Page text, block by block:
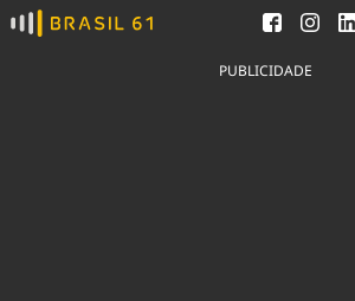
Ver todas as notícias
PUBLICIDADE